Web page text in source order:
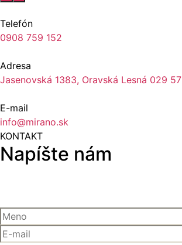
Telefón
0908 759 152
Adresa
Jasenovská 1383, Oravská Lesná 029 57
E-mail
info@mirano.sk
KONTAKT
Napíšte nám